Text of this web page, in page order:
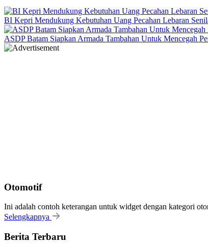
BI Kepri Mendukung Kebutuhan Uang Pecahan Lebaran
ASDP Batam Siapkan Armada Tambahan Untuk Mencegah
Otomotif
Ini adalah contoh keterangan untuk widget dengan kategori
Selengkapnya
Berita Terbaru